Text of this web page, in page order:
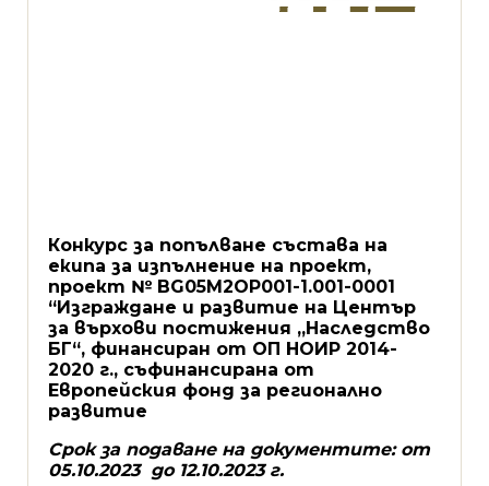
Конкурс за попълване състава на
екипа за изпълнение на проект,
проект № BG05M2OP001-1.001-0001
“Изграждане и развитие на Център
за върхови постижения „Наследство
БГ“, финансиран от ОП НОИР 2014-
2020 г., съфинансирана от
Европейския фонд за регионално
развитие
Срок за подаване на документите: от
05.10.2023 до 12.10.2023 г.